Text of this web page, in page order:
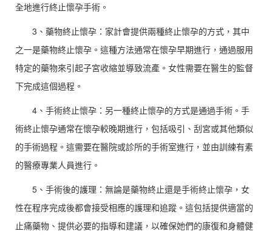
全地進行終止懷孕手術。
3、藥物終止懷孕：家計會提供兩種終止懷孕的方式，其中
之一是藥物終止懷孕。這種方法通常在懷孕早期進行，通過服用
特定的藥物來引起子宮收縮並導致流產。女性需要在醫生的監督
下完成這個過程。
4、 手術終止懷孕：另一種終止懷孕的方式是通過手術。手
術終止懷孕通常在懷孕較晚期進行，包括吸引、刮宮或其他類似
的手術過程。這需要在醫院或診所的手術室進行，並由訓練有素
的醫療專業人員進行。
5、手術後的護理：無論是藥物終止還是手術終止懷孕，女
性在程序完成後都會接受相應的護理和追蹤。這包括提供適當的
止痛藥物、提供必要的指導和建議，以確保她們的康復和身體健